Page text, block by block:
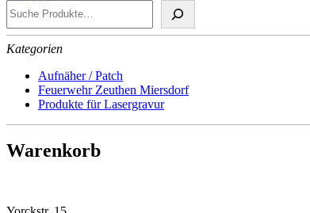
Kategorien
Aufnäher / Patch
Feuerwehr Zeuthen Miersdorf
Produkte für Lasergravur
Warenkorb